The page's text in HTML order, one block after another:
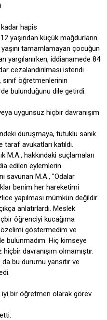
kadar hapis
yaşından küçük mağdurların
yaşını tamamlamayan çocuğun
yargılanırken, iddianamede 84
cezalandırılması istendi.
öğretmenlerinin
bulunduğunu dile getirdi.
uygunsuz hiçbir davranışım
duruşmaya, tutuklu sanık
avukatları katıldı.
M.A., hakkındaki suçlamaları
edilen eylemlerin
savunan M.A., "Odalar
benim her hareketimi
yapılması mümkün değildir.
anlatırlardı. Meslek
öğrenciyi kucağıma
özelimi göstermedim ve
bulunmadım. Hiç kimseye
davranışım olmamıştır.
bu durumu yansıtır ve
iyi bir öğretmen olarak görev